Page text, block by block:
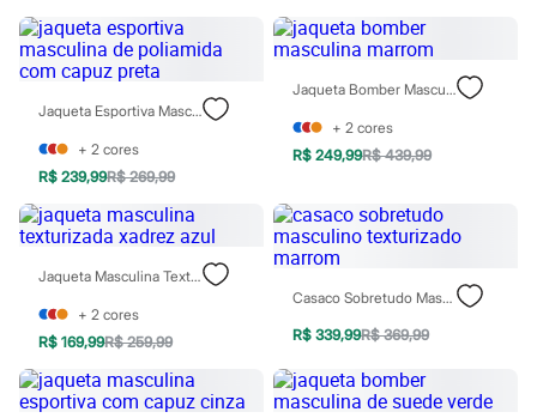
Novidades
Cabelos
Condicionador
Finalizadores
Shampoo
Tratamento
Cuidados com o corpo
Hidratante
Protetor solar
Tratamento
Cuidados com o rosto
Esfoliante
Hidratante
Protetor solar
Tônicos
Maquiagens
Base
Jaqueta Esportiva Masculina De Poliamida Com Capuz Preta
+ 2 cores
R$ 239,99R$ 269,99
Jaqueta Bomber Masculina Marrom
+ 2 cores
R$ 249,99R$ 439,99
Jaqueta Masculina Texturizada Xadrez Azul
+ 2 cores
R$ 169,99R$ 259,99
Casaco Sobretudo Masculino Texturizado Marrom
R$ 339,99R$ 369,99